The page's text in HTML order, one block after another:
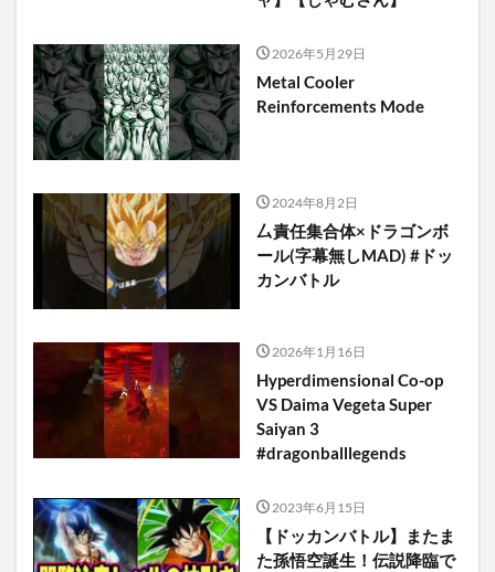
2026年5月29日
Metal Cooler
Reinforcements Mode
2024年8月2日
厶責任集合体×ドラゴンボ
ール(字幕無しMAD) #ドッ
カンバトル
2026年1月16日
Hyperdimensional Co-op
VS Daima Vegeta Super
Saiyan 3
#dragonballlegends
2023年6月15日
【ドッカンバトル】またま
た孫悟空誕生！伝説降臨で